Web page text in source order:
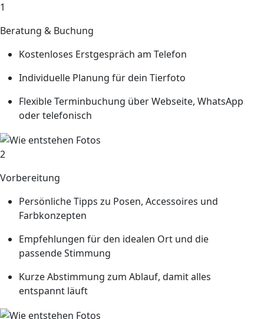
1
Beratung & Buchung
Kostenloses Erstgespräch am Telefon
Individuelle Planung für dein Tierfoto
Flexible Terminbuchung über Webseite, WhatsApp
oder telefonisch
2
Vorbereitung
Persönliche Tipps zu Posen, Accessoires und
Farbkonzepten
Empfehlungen für den idealen Ort und die
passende Stimmung
Kurze Abstimmung zum Ablauf, damit alles
entspannt läuft